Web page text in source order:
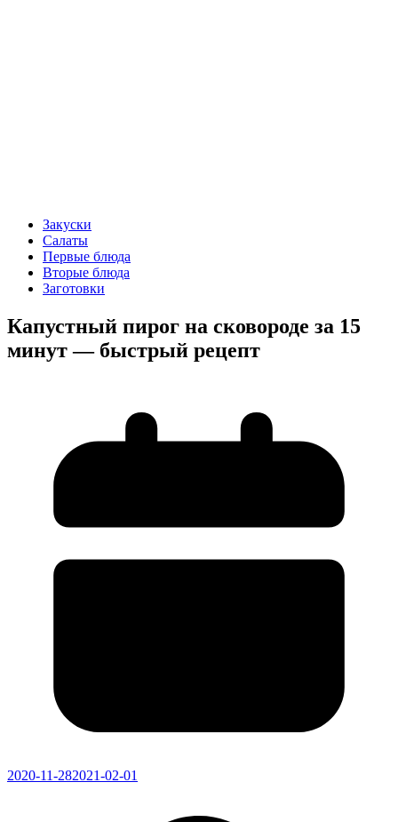
Закуски
Салаты
Первые блюда
Вторые блюда
Заготовки
Капустный пирог на сковороде за 15
минут — быстрый рецепт
2020-11-282021-02-01